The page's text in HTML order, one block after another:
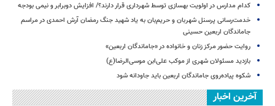
کدام مدارس در اولویت بهسازی توسط شهرداری قرار دارند؟/ افزایش دوبرابر و نیمی بودجه
خدمت‌رسانی پرسنل شهربان و حریم‌بان به یاد شهید جنگ رمضان آرش احمدی در مراسم
جاماندگان اربعین حسینی
روایت حضور مرکز زنان و خانواده در «جاماندگان اربعین»
بازدید مسئولان شهری از موکب علی‌ابن موسی‌الرضا(ع)
شکوه پیاده‌روی جاماندگان اربعین باید جاودانه شود
آخرین اخبار